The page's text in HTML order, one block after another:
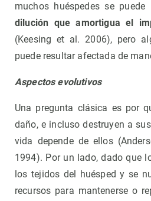
muchos huéspedes se
dilución que amortigua el
(Keesing et al. 2006), pero
puede resultar afectada de
Aspectos evolutivos
Una pregunta clásica es por
daño, e incluso destruyen a
vida depende de ellos
1994). Por un lado, dado que
los tejidos del huésped y se
recursos para mantenerse o